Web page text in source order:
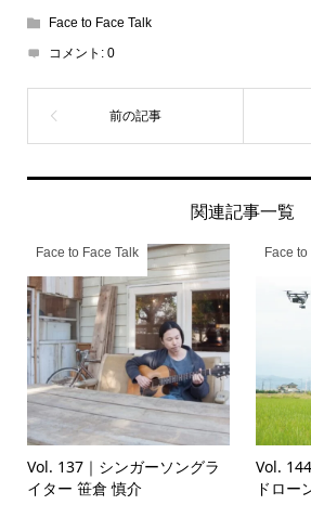
Face to Face Talk
コメント: 0
関連記事一覧
Face to Face Talk
Vol. 137｜シンガーソングラ
イター 笹倉 慎介
Face to
Vol.
ドロ